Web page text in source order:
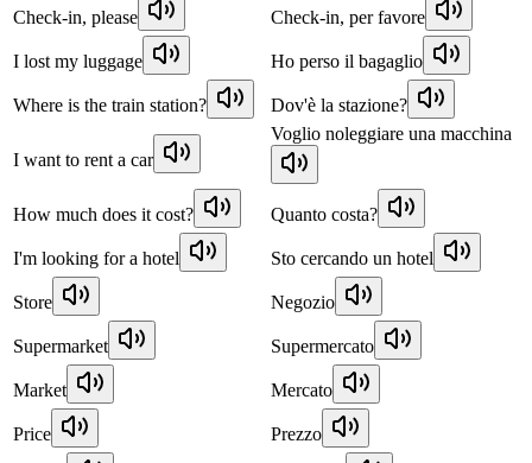
Check-in, please Check-in, per favore
I lost my luggage Ho perso il bagaglio
Where is the train station? Dov'è la stazione?
I want to rent a car
Voglio noleggiare una macchina
How much does it cost? Quanto costa?
I'm looking for a hotel Sto cercando un hotel
Store Negozio
Supermarket Supermercato
Market Mercato
Price Prezzo